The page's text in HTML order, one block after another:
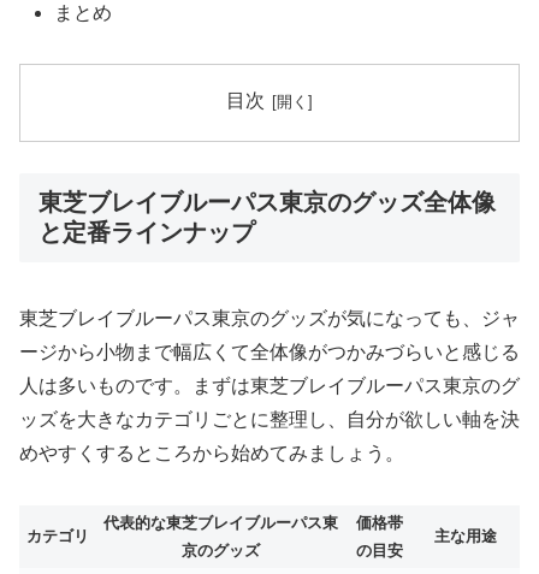
まとめ
目次
東芝ブレイブルーパス東京のグッズ全体像
と定番ラインナップ
東芝ブレイブルーパス東京のグッズが気になっても、ジャ
ージから小物まで幅広くて全体像がつかみづらいと感じる
人は多いものです。まずは東芝ブレイブルーパス東京のグ
ッズを大きなカテゴリごとに整理し、自分が欲しい軸を決
めやすくするところから始めてみましょう。
カテゴリ
代表的な東芝ブレイブルーパス東
京のグッズ
価格帯
の目安
主な用途